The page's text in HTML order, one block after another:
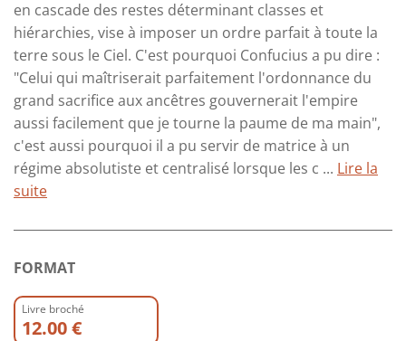
en cascade des restes déterminant classes et
hiérarchies, vise à imposer un ordre parfait à toute la
terre sous le Ciel. C'est pourquoi Confucius a pu dire :
"Celui qui maîtriserait parfaitement l'ordonnance du
grand sacrifice aux ancêtres gouvernerait l'empire
aussi facilement que je tourne la paume de ma main",
c'est aussi pourquoi il a pu servir de matrice à un
régime absolutiste et centralisé lorsque les c ... Lire la
suite
FORMAT
Livre broché
12.00 €